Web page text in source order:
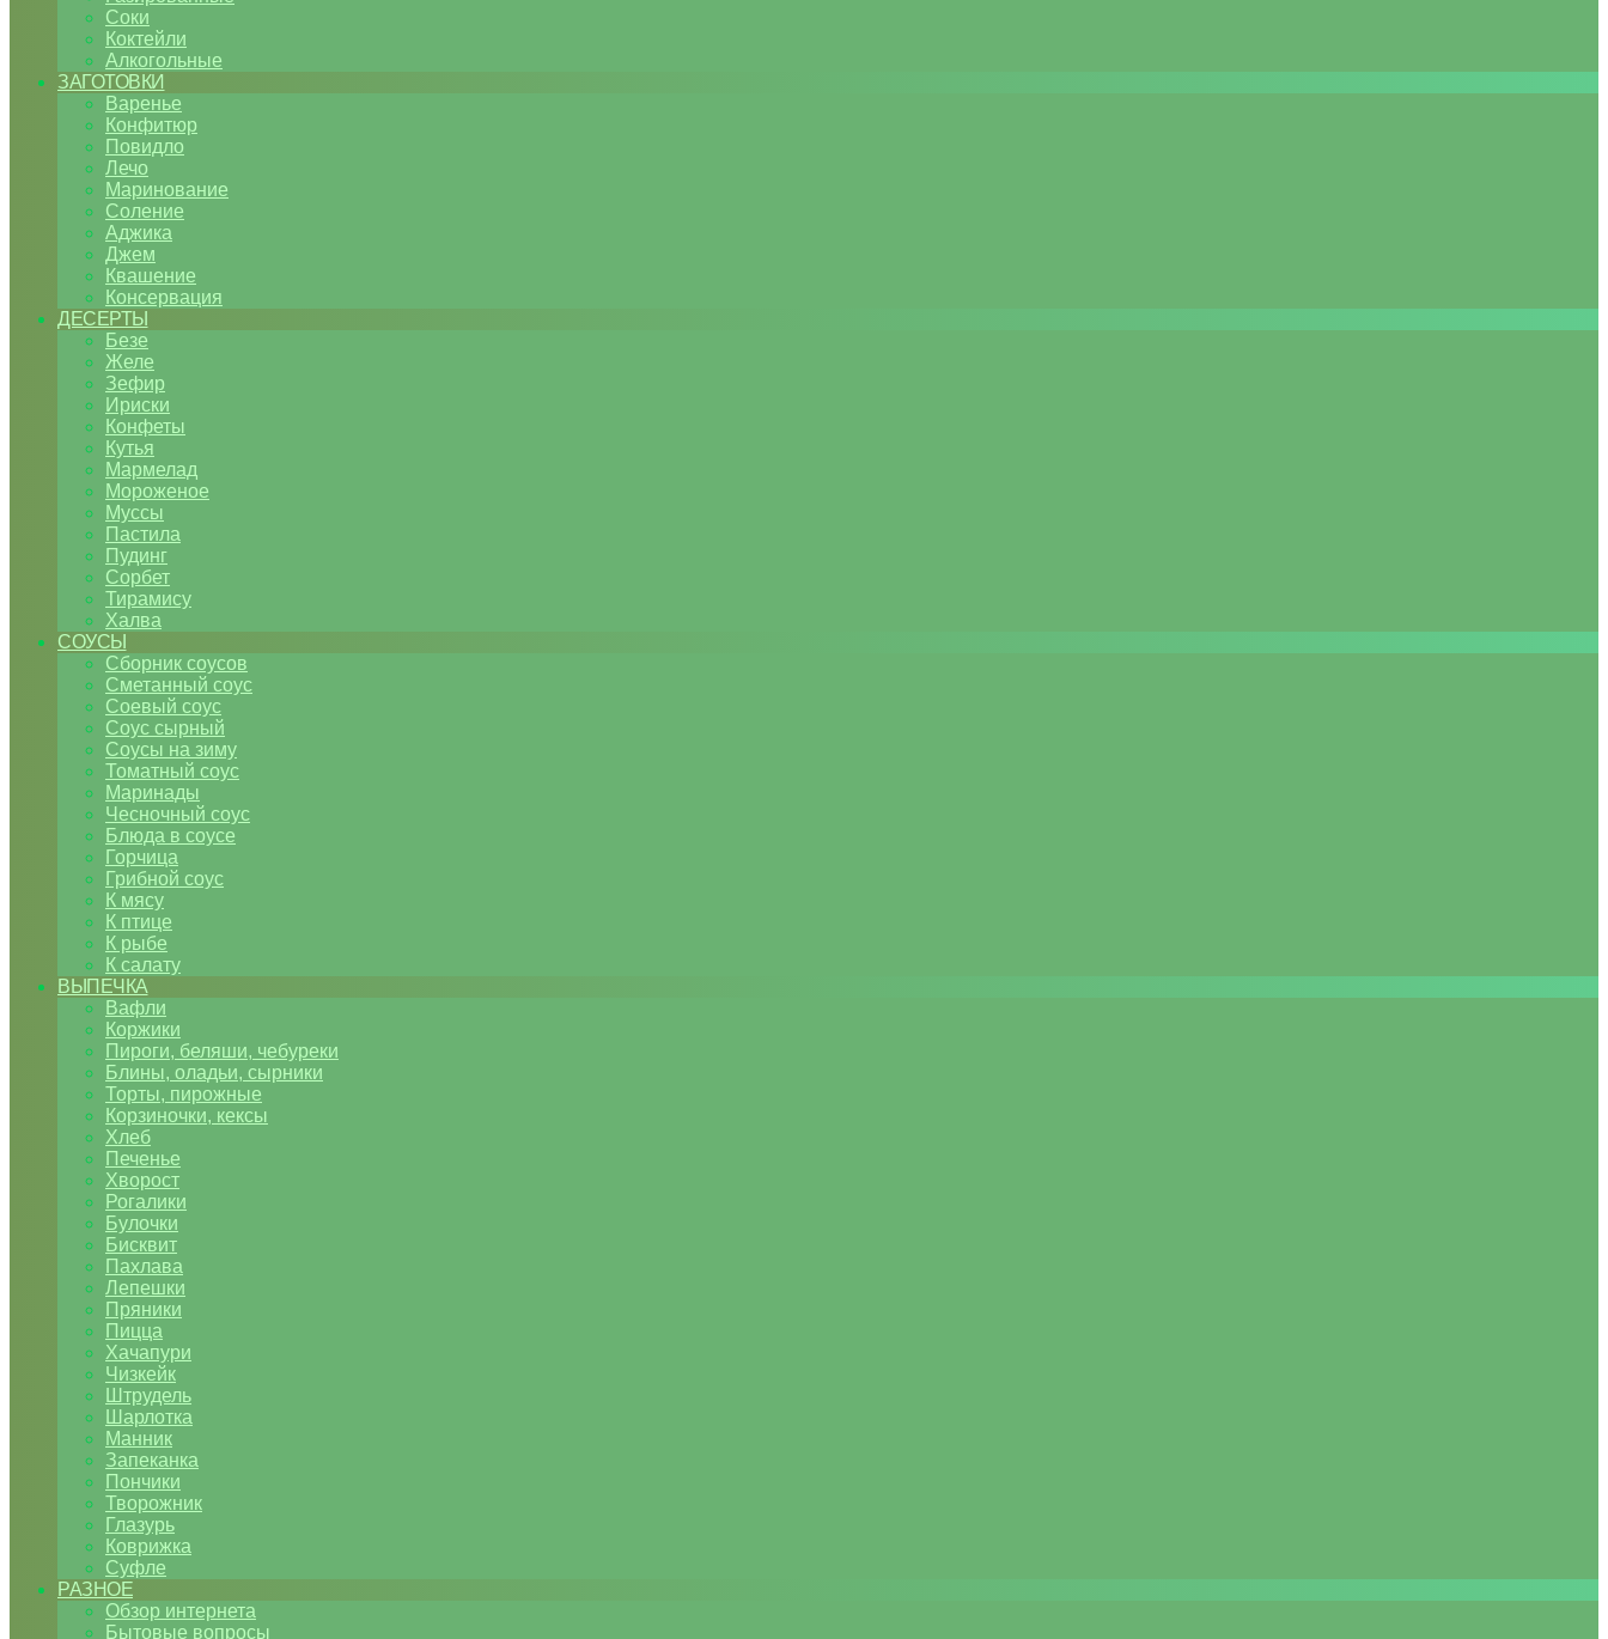
Соки
Коктейли
Алкогольные
ЗАГОТОВКИ
Варенье
Конфитюр
Повидло
Лечо
Маринование
Соление
Аджика
Джем
Квашение
Консервация
ДЕСЕРТЫ
Безе
Желе
Зефир
Ириски
Конфеты
Кутья
Мармелад
Мороженое
Муссы
Пастила
Пудинг
Сорбет
Тирамису
Халва
СОУСЫ
Сборник соусов
Сметанный соус
Соевый соус
Соус сырный
Соусы на зиму
Томатный соус
Маринады
Чесночный соус
Блюда в соусе
Горчица
Грибной соус
К мясу
К птице
К рыбе
К салату
ВЫПЕЧКА
Вафли
Коржики
Пироги, беляши, чебуреки
Блины, оладьи, сырники
Торты, пирожные
Корзиночки, кексы
Хлеб
Печенье
Хворост
Рогалики
Булочки
Бисквит
Пахлава
Лепешки
Пряники
Пицца
Хачапури
Чизкейк
Штрудель
Шарлотка
Манник
Запеканка
Пончики
Творожник
Глазурь
Коврижка
Суфле
РАЗНОЕ
Обзор интернета
Бытовые вопросы